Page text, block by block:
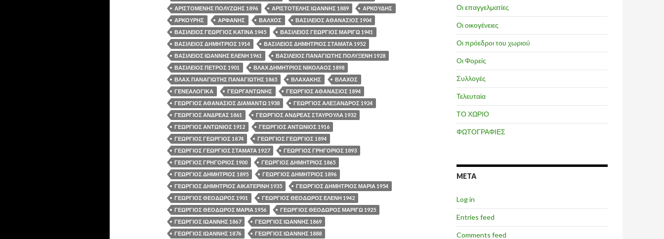
ΑΡΙΣΤΟΜΕΝΗΣ ΠΟΛΥΖΩΗΣ 1896
ΑΡΙΣΤΟΤΕΛΗΣ ΙΩΑΝΝΗΣ 1889
ΑΡΚΟΥΔΗΣ
ΑΡΚΟΥΡΗΣ
ΑΡΦΑΝΗΣ ΒΑΛΧΟΣ
ΒΑΣΙΛΕΙΟΣ ΑΘΑΝΑΣΙΟΣ 1904
ΒΑΣΙΛΕΙΟΣ ΓΕΩΡΓΙΟΣ ΚΑΤΙΝΑ 1945
ΒΑΣΙΛΕΙΟΣ ΓΕΩΡΓΙΟΣ ΜΑΡΙΓΩ 1941
ΒΑΣΙΛΕΙΟΣ ΔΗΜΗΤΡΙΟΣ 1914
ΒΑΣΙΛΕΙΟΣ ΔΗΜΗΤΡΙΟΣ ΣΤΑΜΑΤΑ 1952
ΒΑΣΙΛΕΙΟΣ ΙΩΑΝΝΗΣ ΕΛΕΝΗ 1961
ΒΑΣΙΛΕΙΟΣ ΠΑΝΑΓΙΩΤΗΣ ΠΟΛΥΞΕΝΗ 1928
ΒΑΣΙΛΕΙΟΣ ΠΕΤΡΟΣ 1901
ΒΛΑΧ ΔΗΜΗΤΡΙΟΣ ΝΙΚΟΛΑΟΣ 1898
ΒΛΑΧ. ΠΑΝΑΓΙΩΤΗΣ ΠΑΝΑΓΙΩΤΗΣ 1865
ΒΛΑΧΑΚΗΣ
ΒΛΑΧΟΣ
ΓΕΝΕΑΛΟΓΙΚΑ
ΓΕΩΡΓΑΝΤΩΝΗΣ
ΓΕΩΡΓΙΟΣ ΑΘΑΝΑΣΙΟΣ 1894
ΓΕΩΡΓΙΟΣ ΑΘΑΝΑΣΙΟΣ ΔΙΑΜΑΝΤΩ 1938
ΓΕΩΡΓΙΟΣ ΑΛΕΞΑΝΔΡΟΣ 1924
ΓΕΩΡΓΙΟΣ ΑΝΔΡΕΑΣ 1861
ΓΕΩΡΓΙΟΣ ΑΝΔΡΕΑΣ ΣΤΑΥΡΟΥΛΑ 1932
ΓΕΩΡΓΙΟΣ ΑΝΤΩΝΙΟΣ 1912
ΓΕΩΡΓΙΟΣ ΑΝΤΩΝΙΟΣ 1916
ΓΕΩΡΓΙΟΣ ΓΕΩΡΓΙΟΣ 1874
ΓΕΩΡΓΙΟΣ ΓΕΩΡΓΙΟΣ 1894
ΓΕΩΡΓΙΟΣ ΓΕΩΡΓΙΟΣ ΣΤΑΜΑΤΑ 1927
ΓΕΩΡΓΙΟΣ ΓΡΗΓΟΡΙΟΣ 1893
ΓΕΩΡΓΙΟΣ ΓΡΗΓΟΡΙΟΣ 1900
ΓΕΩΡΓΙΟΣ ΔΗΜΗΤΡΙΟΣ 1865
ΓΕΩΡΓΙΟΣ ΔΗΜΗΤΡΙΟΣ 1895
ΓΕΩΡΓΙΟΣ ΔΗΜΗΤΡΙΟΣ 1896
ΓΕΩΡΓΙΟΣ ΔΗΜΗΤΡΙΟΣ ΑΙΚΑΤΕΡΙΝΗ 1935
ΓΕΩΡΓΙΟΣ ΔΗΜΗΤΡΙΟΣ ΜΑΡΙΑ 1954
ΓΕΩΡΓΙΟΣ ΘΕΟΔΩΡΟΣ 1901
ΓΕΩΡΓΙΟΣ ΘΕΟΔΩΡΟΣ ΕΛΕΝΗ 1942
ΓΕΩΡΓΙΟΣ ΘΕΟΔΩΡΟΣ ΜΑΡΙΑ 1956
ΓΕΩΡΓΙΟΣ ΘΕΟΔΩΡΟΣ ΜΑΡΙΓΩ 1925
ΓΕΩΡΓΙΟΣ ΙΩΑΝΝΗΣ 1867
ΓΕΩΡΓΙΟΣ ΙΩΑΝΝΗΣ 1869
ΓΕΩΡΓΙΟΣ ΙΩΑΝΝΗΣ 1876
ΓΕΩΡΓΙΟΣ ΙΩΑΝΝΗΣ 1888
Οι επαγγελματίες
Οι οικογένειες
Οι πρόεδροι του χωριού
Οι Φορείς
Συλλογές
Τελευταία
ΤΟ ΧΩΡΙΟ
ΦΩΤΟΓΡΑΦΙΕΣ
META
Log in
Entries feed
Comments feed